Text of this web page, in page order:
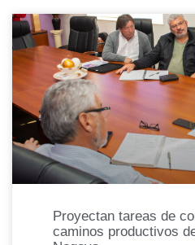
Proyectan tareas de
caminos productivos